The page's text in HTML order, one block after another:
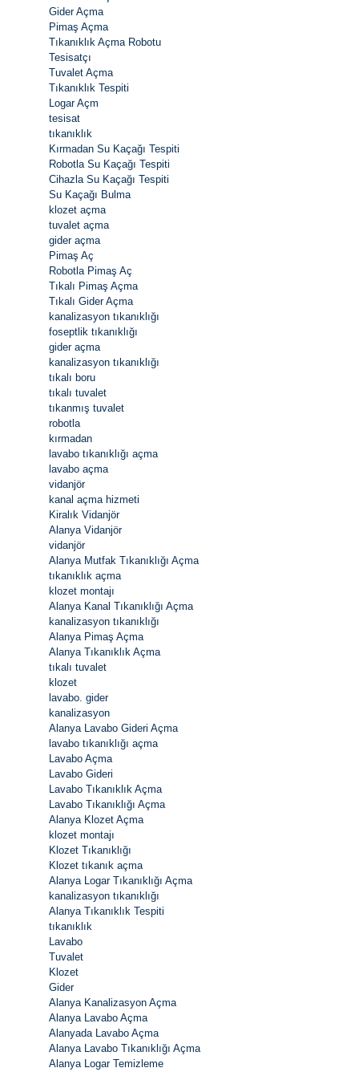
Gider Açma
Pimaş Açma
Tıkanıklık Açma Robotu
Tesisatçı
Tuvalet Açma
Tıkanıklık Tespiti
Logar Açm
tesisat
tıkanıklık
Kırmadan Su Kaçağı Tespiti
Robotla Su Kaçağı Tespiti
Cihazla Su Kaçağı Tespiti
Su Kaçağı Bulma
klozet açma
tuvalet açma
gider açma
Pimaş Aç
Robotla Pimaş Aç
Tıkalı Pimaş Açma
Tıkalı Gider Açma
kanalizasyon tıkanıklığı
foseptlik tıkanıklığı
gider açma
kanalizasyon tıkanıklığı
tıkalı boru
tıkalı tuvalet
tıkanmış tuvalet
robotla
kırmadan
lavabo tıkanıklığı açma
lavabo açma
vidanjör
kanal açma hizmeti
Kiralık Vidanjör
Alanya Vidanjör
vidanjör
Alanya Mutfak Tıkanıklığı Açma
tıkanıklık açma
klozet montajı
Alanya Kanal Tıkanıklığı Açma
kanalizasyon tıkanıklığı
Alanya Pimaş Açma
Alanya Tıkanıklık Açma
tıkalı tuvalet
klozet
lavabo. gider
kanalizasyon
Alanya Lavabo Gideri Açma
lavabo tıkanıklığı açma
Lavabo Açma
Lavabo Gideri
Lavabo Tıkanıklık Açma
Lavabo Tıkanıklığı Açma
Alanya Klozet Açma
klozet montajı
Klozet Tıkanıklığı
Klozet tıkanık açma
Alanya Logar Tıkanıklığı Açma
kanalizasyon tıkanıklığı
Alanya Tıkanıklık Tespiti
tıkanıklık
Lavabo
Tuvalet
Klozet
Gider
Alanya Kanalizasyon Açma
Alanya Lavabo Açma
Alanyada Lavabo Açma
Alanya Lavabo Tıkanıklığı Açma
Alanya Logar Temizleme